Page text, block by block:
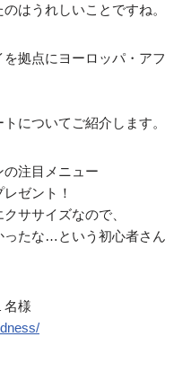
はうれしいことですね。
拠点にヨーロッパ・アフ
についてご紹介します。
注目メニュー
ゼント！
ササイズなので、
ったな…という初心者さん
名様